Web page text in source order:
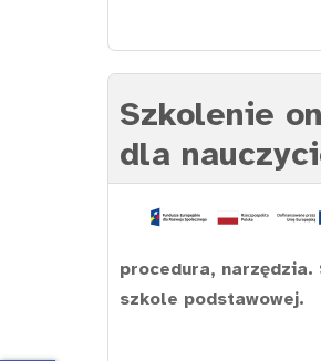
Szkolenie
dla
procedura,
szkole podstawowej.